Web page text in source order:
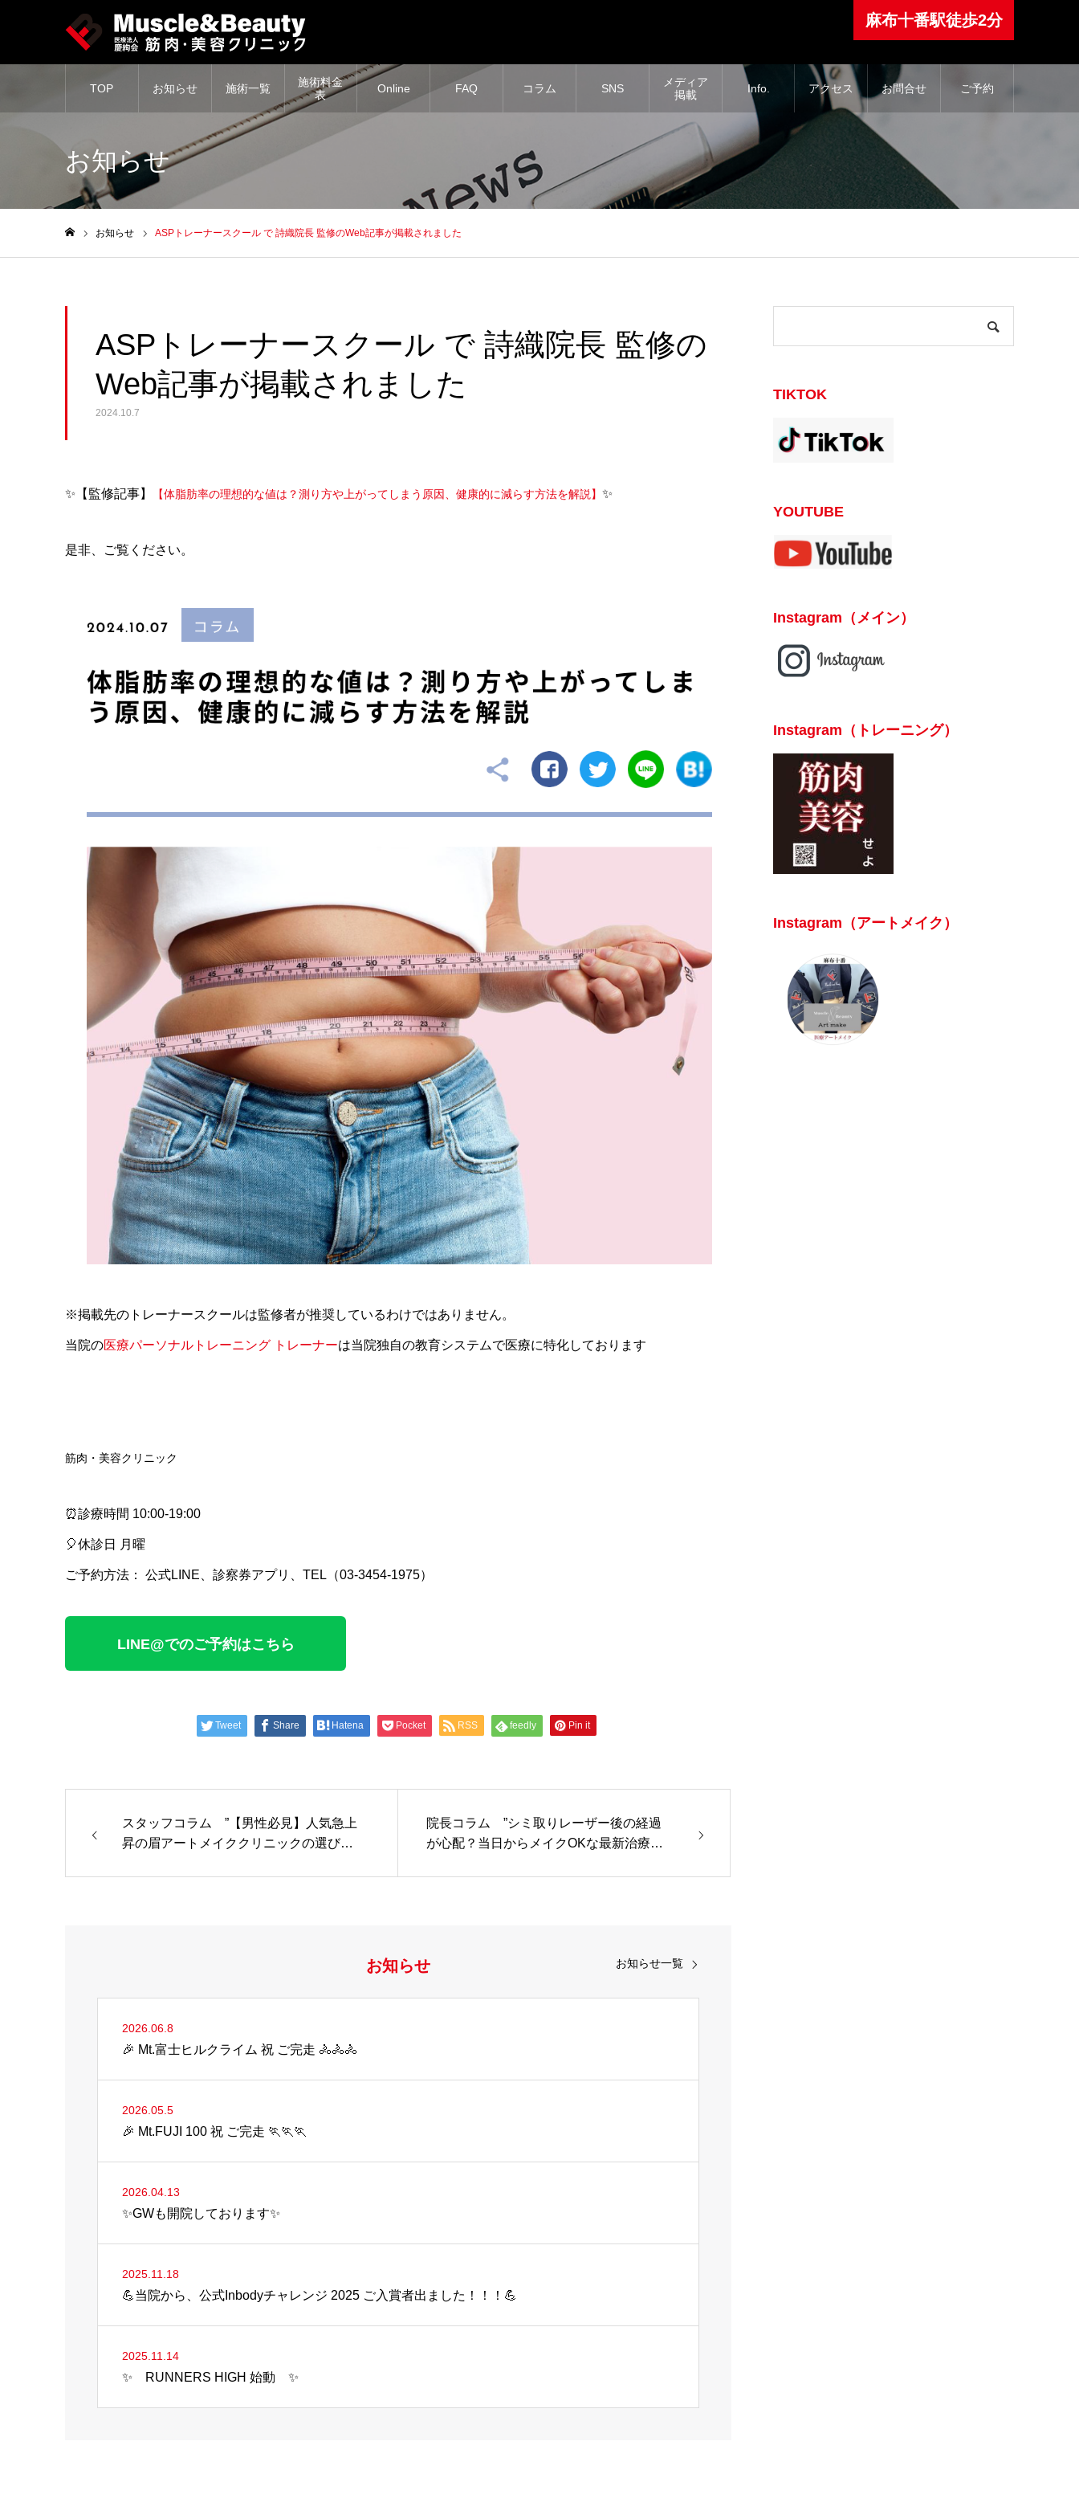
⿇布⼗番駅徒歩2分
TOP お知らせ 施術一覧
施術料金
表
Online FAQ コラム SNS
メディア
掲載
Info. アクセス お問合せ ご予約
お知らせ
お知らせ ASPトレーナースクール で 詩織院長 監修のWeb記事が掲載されました
ASPトレーナースクール で 詩織院長 監修の
Web記事が掲載されました
2024.10.7
✨【監修記事】 【体脂肪率の理想的な値は？測り方や上がってしまう原因、健康的に減らす方法を解説】 ✨
是非、ご覧ください。
※掲載先のトレーナースクールは監修者が推奨しているわけではありません。
当院の医療パーソナルトレーニング トレーナーは当院独自の教育システムで医療に特化しております
筋肉・美容クリニック
⏰診療時間 10:00-19:00
🎈休診日 月曜
ご予約方法： 公式LINE、診察券アプリ、TEL（03-3454-1975）
LINE@でのご予約はこちら
Tweet Share Hatena Pocket RSS feedly Pin it
スタッフコラム ”【男性必見】人気急上
昇の眉アートメイククリニックの選び
院長コラム ”シミ取りレーザー後の経過
が心配？当日からメイクOKな最新治療を
お知らせ
2026.06.8
🎉 Mt.富士ヒルクライム 祝 ご完走 🚴🚴🚴
2026.05.5
🎉 Mt.FUJI 100 祝 ご完走 🏃🏃🏃
2026.04.13
✨GWも開院しております✨
2025.11.18
💪当院から、公式Inbodyチャレンジ 2025 ご入賞者出ました！！！💪
2025.11.14
✨ RUNNERS HIGH 始動 ✨
お知らせ一覧
TIKTOK
YOUTUBE
Instagram（メイン）
Instagram（トレーニング）
Instagram（アートメイク）